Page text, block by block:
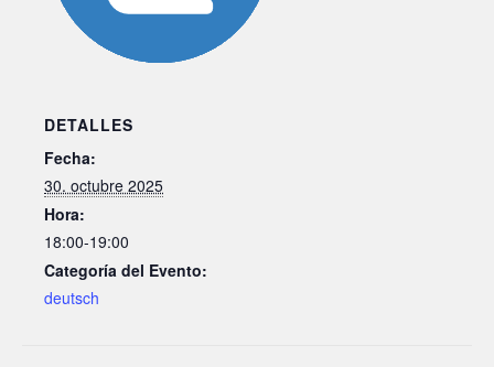
DETALLES
Fecha:
30. octubre 2025
Hora:
18:00-19:00
Categoría del Evento:
deutsch